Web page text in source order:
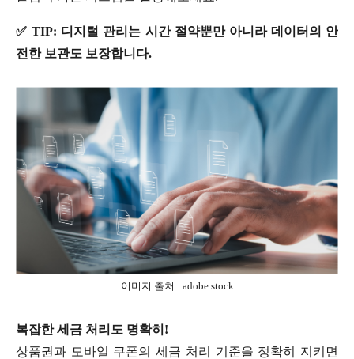
✅ TIP: 디지털 관리는 시간 절약뿐만 아니라 데이터의 안
전한 보관도 보장합니다.
이미지 출처 : adobe stock
복잡한 세금 처리도 명확히!
상품권과 모바일 쿠폰의 세금 처리 기준을 정확히 지키면